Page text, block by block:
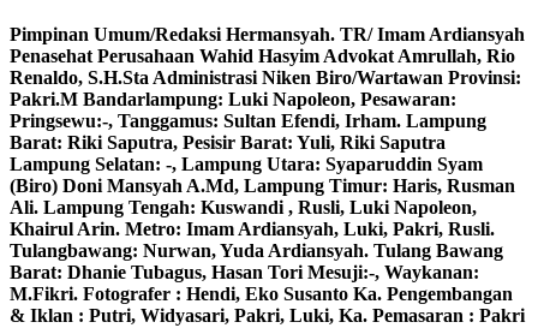
Pimpinan Umum/Redaksi Hermansyah. TR/ Imam Ardiansyah
Penasehat Perusahaan Wahid Hasyim Advokat Amrullah, Rio
Renaldo, S.H.Sta Administrasi Niken Biro/Wartawan Provinsi:
Pakri.M Bandarlampung: Luki Napoleon, Pesawaran:
Pringsewu:-, Tanggamus: Sultan Efendi, Irham. Lampung
Barat: Riki Saputra, Pesisir Barat: Yuli, Riki Saputra
Lampung Selatan: -, Lampung Utara: Syaparuddin Syam
(Biro) Doni Mansyah A.Md, Lampung Timur: Haris, Rusman
Ali. Lampung Tengah: Kuswandi , Rusli, Luki Napoleon,
Khairul Arin. Metro: Imam Ardiansyah, Luki, Pakri, Rusli.
Tulangbawang: Nurwan, Yuda Ardiansyah. Tulang Bawang
Barat: Dhanie Tubagus, Hasan Tori Mesuji:-, Waykanan:
M.Fikri. Fotografer : Hendi, Eko Susanto Ka. Pengembangan
& Iklan : Putri, Widyasari, Pakri, Luki, Ka. Pemasaran : Pakri